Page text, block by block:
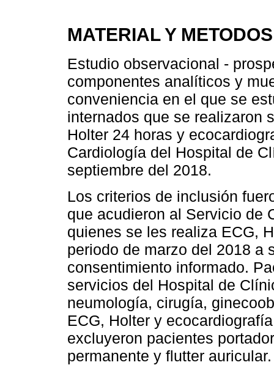
MATERIAL Y METODOS
Estudio observacional -
componentes analíticos y
conveniencia en el que se
internados que se realizaron
Holter 24 horas y
Cardiología del Hospital de
septiembre del 2018.
Los criterios de inclusión
que acudieron al Servicio de
quienes se les realiza ECG,
periodo de marzo del 2018 a
consentimiento informado.
servicios del Hospital de
neumología, cirugía,
ECG, Holter y
excluyeron pacientes
permanente y flutter auricular.